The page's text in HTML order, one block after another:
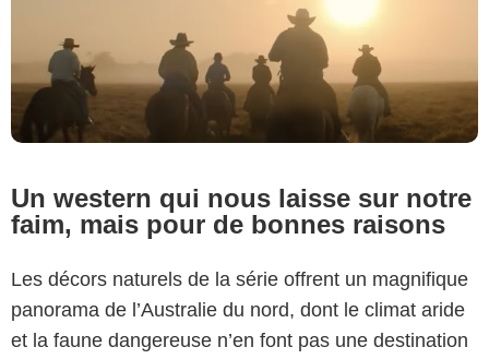
Un western qui nous laisse sur notre
faim, mais pour de bonnes raisons
Les décors naturels de la série offrent un magnifique
panorama de l’Australie du nord, dont le climat aride
et la faune dangereuse n’en font pas une destination